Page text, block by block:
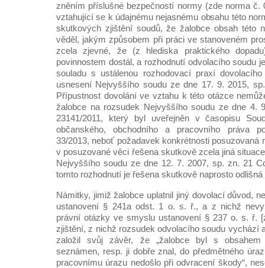
zněním příslušné bezpečností normy (zde norma č.
vztahující se k údajnému nejasnému obsahu této
skutkových zjištění soudů, že žalobce obsah této
věděl, jakým způsobem při práci ve stanoveném
zcela zjevné, že (z hlediska praktického
povinnostem dostál, a rozhodnutí odvolacího soudu
souladu s ustálenou rozhodovací praxí
usnesení Nejvyššího soudu ze dne 17. 9. 2015,
Přípustnost dovolání ve vztahu k této otázce
žalobce na rozsudek Nejvyššího soudu ze dne 4.
23141/2011, který byl uveřejněn v časopisu
občanského, obchodního a pracovního práva
33/2013, neboť požadavek konkrétnosti posuzovaná
v posuzované věci řešena skutkově zcela jiná
Nejvyššího soudu ze dne 12. 7. 2007, sp. zn. 21
tomto rozhodnutí je řešena skutkově naprosto odlišná
Námitky, jimiž žalobce uplatnil jiný dovolací důvod,
ustanovení § 241a odst. 1 o. s. ř., a z nichž
právní otázky ve smyslu ustanovení § 237 o. s. ř.
zjištění, z nichž rozsudek odvolacího soudu vychází
založil svůj závěr, že „žalobce byl s obsahem
seznámen, resp. ji dobře znal, do předmětného
pracovnímu úrazu nedošlo při odvracení škody“,